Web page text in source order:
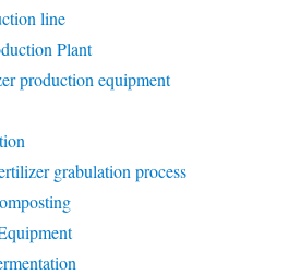
line
Plant
production equipment
grabulation process